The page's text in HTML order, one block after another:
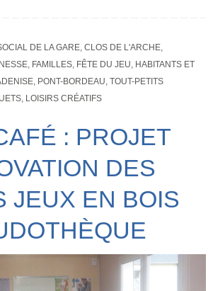
DE LA GARE, CLOS DE L'ARCHE,
, FAMILLES, FÊTE DU JEU, HABITANTS ET
, PONT-BORDEAU, TOUT-PETITS
, LOISIRS CRÉATIFS
: PROJET
DES
JEUX EN BOIS